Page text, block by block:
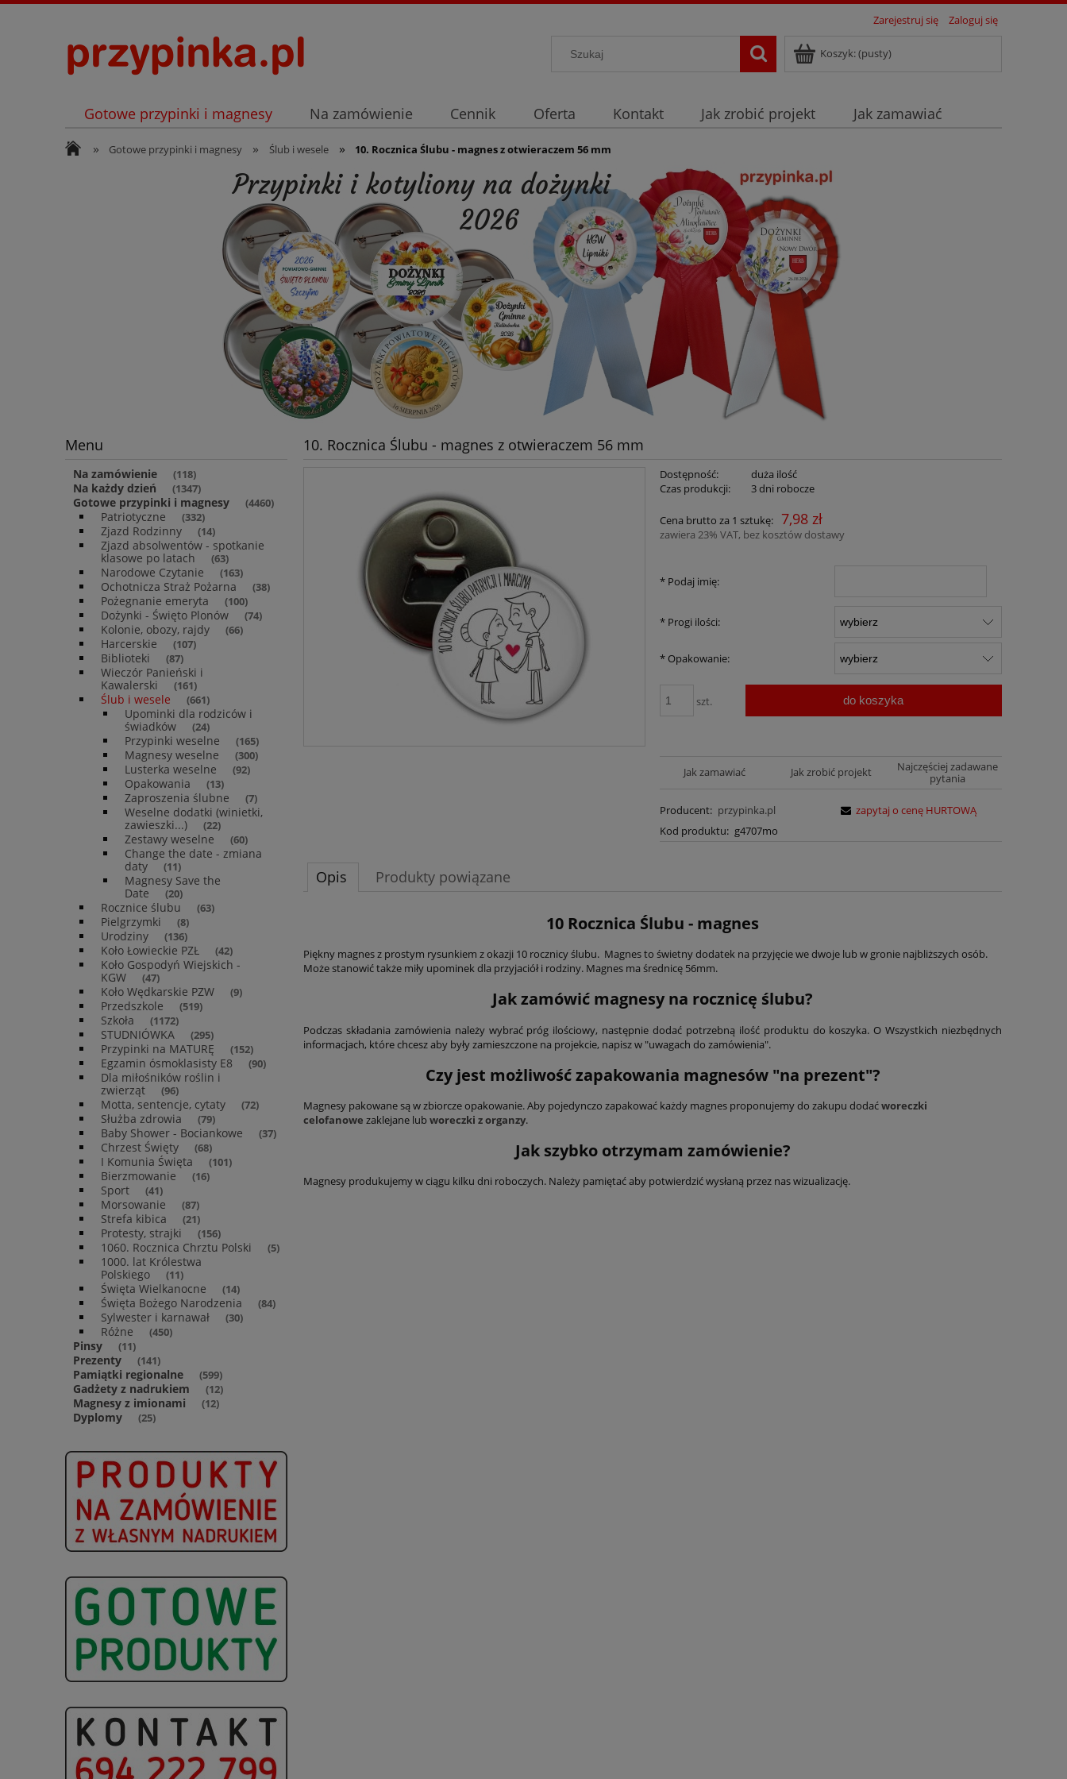
Zarejestruj się Zaloguj się
Koszyk:(pusty)
Gotowe przypinki i magnesy Na zamówienie Cennik Oferta Kontakt Jak zrobić projekt
Jak zamawiać
Archiwum
Listopad
» Gotowe przypinki i magnesy » Ślub i wesele » 10. Rocznica Ślubu - magnes z otwieraczem 56 mm
Menu
Na zamówienie (118)
Na każdy dzień (1347)
Gotowe przypinki i magnesy (4460)
Patriotyczne (332)
Zjazd Rodzinny (14)
Zjazd absolwentów - spotkanie
klasowe po latach
(63)
Narodowe Czytanie (163)
Ochotnicza Straż Pożarna (38)
Pożegnanie emeryta (100)
Dożynki - Święto Plonów (74)
Kolonie, obozy, rajdy (66)
Harcerskie (107)
Biblioteki (87)
Wieczór Panieński i
Kawalerski
(161)
Ślub i wesele (661)
Upominki dla rodziców i
świadków
(24)
Przypinki weselne (165)
Magnesy weselne (300)
Lusterka weselne (92)
Opakowania (13)
Zaproszenia ślubne (7)
Weselne dodatki (winietki,
zawieszki...)
(22)
Zestawy weselne (60)
Change the date - zmiana
daty
(11)
Magnesy Save the
Date
(20)
Rocznice ślubu (63)
Pielgrzymki (8)
Urodziny (136)
Koło Łowieckie PZŁ (42)
Koło Gospodyń Wiejskich -
KGW
(47)
Koło Wędkarskie PZW (9)
Przedszkole (519)
Szkoła (1172)
STUDNIÓWKA (295)
Przypinki na MATURĘ (152)
Egzamin ósmoklasisty E8 (90)
Dla miłośników roślin i
zwierząt
(96)
Motta, sentencje, cytaty (72)
Służba zdrowia (79)
Baby Shower - Bociankowe (37)
Chrzest Święty (68)
I Komunia Święta (101)
Bierzmowanie (16)
Sport (41)
Morsowanie (87)
Strefa kibica (21)
Protesty, strajki (156)
1060. Rocznica Chrztu Polski (5)
1000. lat Królestwa
Polskiego
(11)
Święta Wielkanocne (14)
Święta Bożego Narodzenia (84)
Sylwester i karnawał (30)
Różne (450)
Pinsy (11)
Prezenty (141)
Pamiątki regionalne (599)
Gadżety z nadrukiem (12)
Magnesy z imionami (12)
Dyplomy (25)
10. Rocznica Ślubu - magnes z otwieraczem 56 mm
Dostępność:
duża ilość
Czas produkcji:
3 dni robocze
Cena brutto za 1 sztukę: 7,98 zł
zawiera 23% VAT, bez kosztów dostawy
* Podaj imię:
* Progi ilości:
* Opakowanie:
szt. do koszyka
Jak zamawiać Jak zrobić projekt
Najczęściej zadawane
pytania
Producent: przypinka.pl
Kod produktu: g4707mo
zapytaj o cenę HURTOWĄ
Opis Produkty powiązane
10 Rocznica Ślubu - magnes
Piękny magnes z prostym rysunkiem z okazji 10 rocznicy ślubu. Magnes to świetny dodatek na przyjęcie we dwoje lub w gronie najbliższych osób.
Może stanowić także miły upominek dla przyjaciół i rodziny. Magnes ma średnicę 56mm.
Jak zamówić magnesy na rocznicę ślubu?
Podczas składania zamówienia należy wybrać próg ilościowy, następnie dodać potrzebną ilość produktu do koszyka. O Wszystkich niezbędnych
informacjach, które chcesz aby były zamieszczone na projekcie, napisz w "uwagach do zamówienia".
Czy jest możliwość zapakowania magnesów "na prezent"?
Magnesy pakowane są w zbiorcze opakowanie. Aby pojedynczo zapakować każdy magnes proponujemy do zakupu dodaćworeczki
celofanowe zaklejane lubworeczki z organzy.
Jak szybko otrzymam zamówienie?
Magnesy produkujemy w ciągu kilku dni roboczych. Należy pamiętać aby potwierdzić wysłaną przez nas wizualizację.